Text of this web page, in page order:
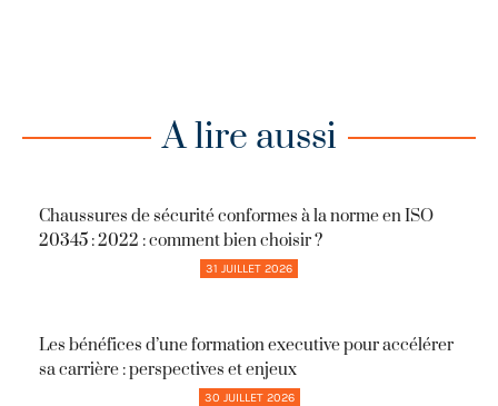
A lire aussi
Chaussures de sécurité conformes à la norme en ISO
20345 : 2022 : comment bien choisir ?
31 JUILLET 2026
Les bénéfices d’une formation executive pour accélérer
sa carrière : perspectives et enjeux
30 JUILLET 2026